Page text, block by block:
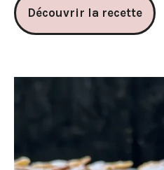
Découvrir la recette